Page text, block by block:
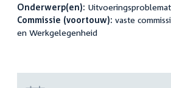
Onderwerp(en):
Commissie (voortouw): vaste
en Werkgelegenheid